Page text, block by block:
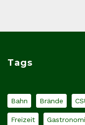
Tags
Bahn Brände
Freizeit